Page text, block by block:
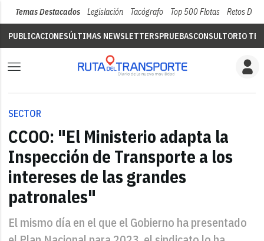
Temas Destacados Legislación Tacógrafo Top 500 Flotas Retos Del
PUBLICACIONESÚLTIMAS NEWSLETTERSPRUEBASCONSULTORIO
SECTOR
CCOO: "El Ministerio adapta la
Inspección de Transporte a los
intereses de las grandes
patronales"
El mismo día en el que el Gobierno ha presentado